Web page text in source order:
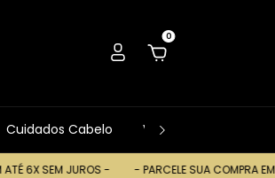
0
Cuidados Cabelo Ver Tudo
- - PARCELE SUA COMPRA EM ATÉ 6X SEM